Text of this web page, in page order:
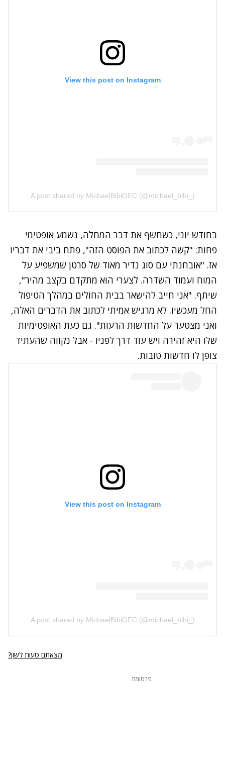
View this post on Instagram
A post shared by MichaelBibiOFC (@michael_bibi_)
בחודש יוני, כשחשף את דבר המחלה, נשמע אופטימי
פחות: "קשה לכתוב את הפוסט הזה", פתח ביבי את דבריו
אז. "אובחנתי עם סוג נדיר מאוד של סרטן שמשפיע על
המוח ועמוד השדרה. לצערי הוא מתקדם בקצב מהיר",
שיתף. "אני חייב להישאר בבית החולים במהלך הטיפול
החל מעכשיו. לא מרגיש אמיתי לכתוב את הדברים האלה,
ואני מצטער על החדשות הרעות". גם כעת האופטימיות
שלו היא זהירה ויש עוד דרך לפניו - אבל נקווה שהעתיד
צופן לו חדשות טובות.
View this post on Instagram
A post shared by MichaelBibiOFC (@michael_bibi_)
מצאתם טעות לשון?
פרסומת